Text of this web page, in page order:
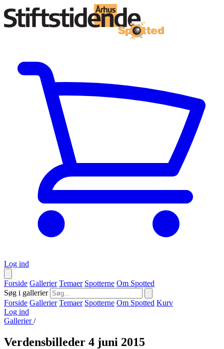
Log ind
Forside Gallerier Temaer Spotterne Om Spotted
Søg i gallerier
Forside Gallerier Temaer Spotterne Om Spotted Kurv
Log ind
Gallerier/
Verdensbilleder 4 juni 2015